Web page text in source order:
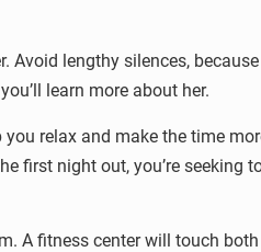
lengthy silences,
learn more about her.
relax and make the time
night out, you’re seeking
A fitness center will touch